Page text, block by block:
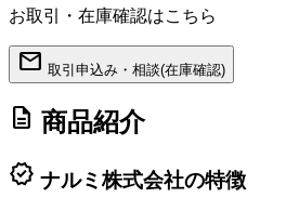
お取引・在庫確認はこちら
mail 取引申込み・相談(在庫確認)
description 商品紹介
verified ナルミ株式会社の特徴